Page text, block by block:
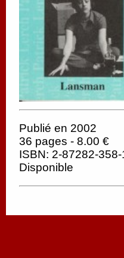
Publié en 2002
36 pages - 8.00 €
ISBN: 2-87282-358-
Disponible